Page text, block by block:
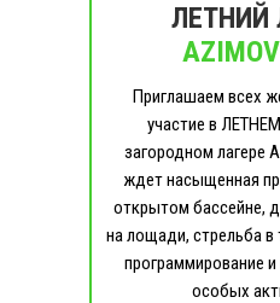
ЛЕТНИЙ
Приглашаем всех
участие в
загородном лагере
ждет насыщенная
открытом бассейне,
на лощади, стрельба в
программирование
особых